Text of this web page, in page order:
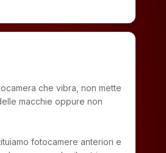
che vibra, non mette
macchie oppure non
fotocamere anteriori e